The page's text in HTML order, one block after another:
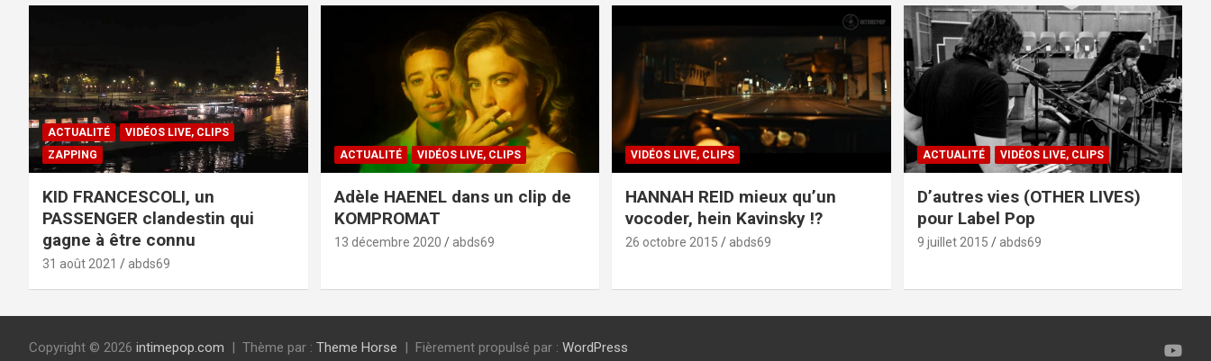
ACTUALITÉ
VIDÉOS LIVE, CLIPS
ZAPPING
KID FRANCESCOLI, un
PASSENGER clandestin qui
gagne à être connu
31 août 2021 abds69
ACTUALITÉ VIDÉOS LIVE, CLIPS
Adèle HAENEL dans un clip de
KOMPROMAT
13 décembre 2020 abds69
VIDÉOS LIVE, CLIPS
HANNAH REID mieux qu’un
vocoder, hein Kavinsky !?
26 octobre 2015 abds69
ACTUALITÉ VIDÉOS LIVE, CLIPS
D’autres vies (OTHER LIVES)
pour Label Pop
9 juillet 2015 abds69
Copyright © 2026 intimepop.com Thème par : Theme Horse Fièrement propulsé par : WordPress